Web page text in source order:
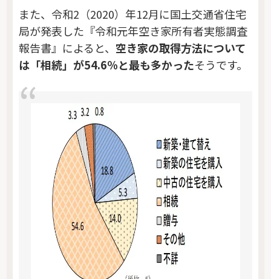
また、令和2（2020）年12月に国土交通省住宅
局が発表した『令和元年空き家所有者実態調査
報告書』によると、 空き家の取得方法について
は「相続」が54.6％と最も多かったそうです。